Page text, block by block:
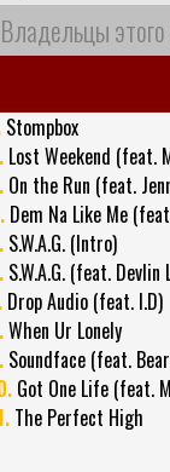
Владельцы
Stompbox
Lost Weekend (feat.
On the Run (feat.
Dem Na Like Me
S.W.A.G. (Intro)
S.W.A.G. (feat. Devlin
Drop Audio (feat. I.D)
When Ur Lonely
Soundface (feat.
Got One Life (feat.
The Perfect High